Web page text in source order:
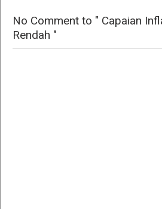
No Comment to " Capaian
Rendah "